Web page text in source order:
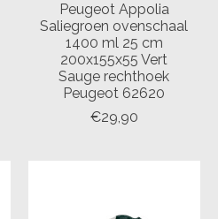
Peugeot Appolia
Saliegroen ovenschaal
1400 ml 25 cm
200x155x55 Vert
Sauge rechthoek
Peugeot 62620
€29,90